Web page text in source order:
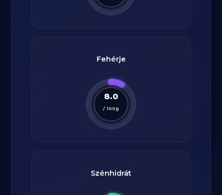
Fehérje
8.0
/ 100g
Szénhidrát